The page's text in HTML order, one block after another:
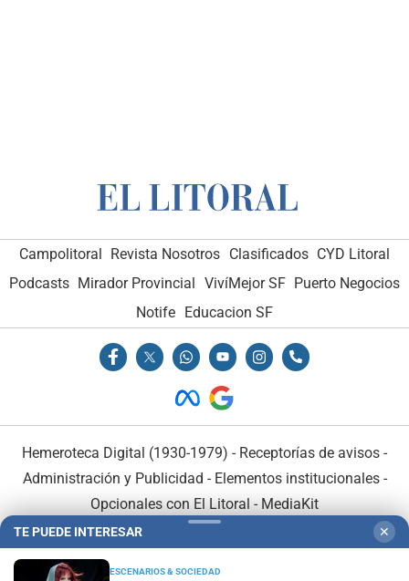
Campolitoral Revista Nosotros Clasificados CYD Litoral
Podcasts Mirador Provincial VivíMejor SF Puerto Negocios
Notife
Educacion SF
Hemeroteca Digital (1930-1979) - Receptorías de avisos -
Administración y Publicidad - Elementos institucionales-
Opcionales con El Litoral - MediaKit
TE PUEDE INTERESAR ✕
ESCENARIOS & SOCIEDAD